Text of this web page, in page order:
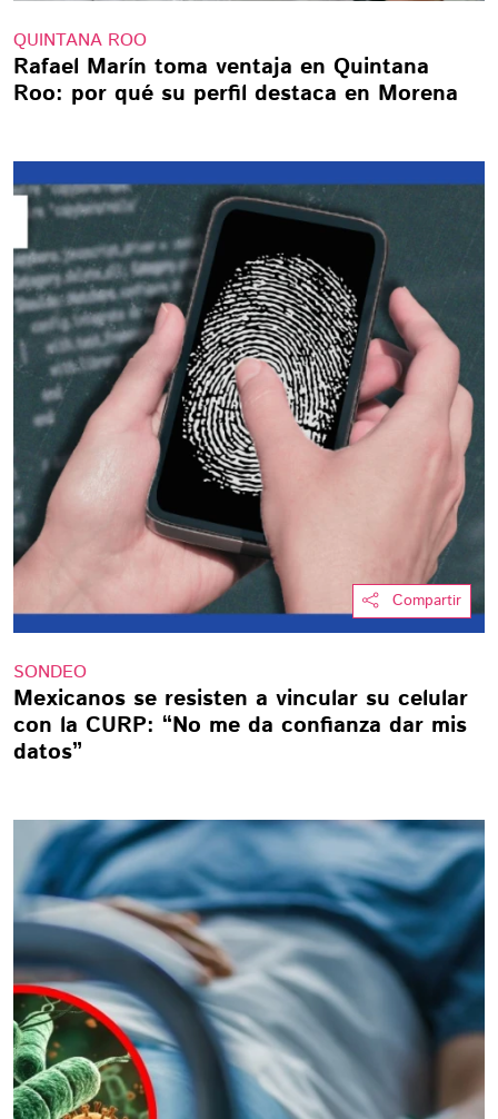
QUINTANA ROO
Rafael Marín toma ventaja en Quintana
Roo: por qué su perfil destaca en Morena
Compartir
SONDEO
Mexicanos se resisten a vincular su celular
con la CURP: “No me da confianza dar mis
datos”